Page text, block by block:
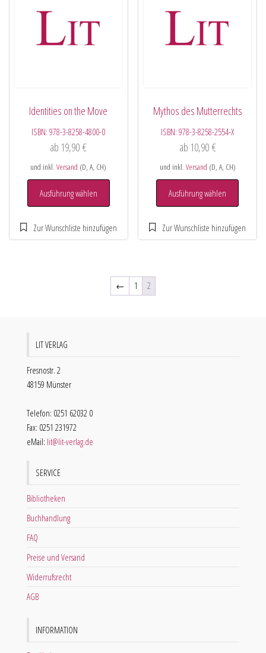
Identities on the Move
ISBN:978-3-8258-4800-0
ab 19,90€
und inkl.Versand (D, A, CH)
Ausführung wählen
Mythos des Mutterrechts
ISBN:978-3-8258-2554-X
ab 10,90 €
und inkl. Versand (D, A, CH)
Ausführung wählen
← 1 2
LIT VERLAG
Fresnostr. 2
48159 Münster
Telefon: 0251 62032 0
Fax: 0251 231972
eMail: lit@lit-verlag.de
SERVICE
Bibliotheken
Buchhandlung
FAQ
Preise und Versand
Widerrufsrecht
AGB
INFORMATION